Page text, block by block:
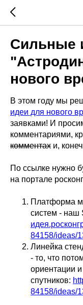
Сильные
нового
В этом году мы
идеи для нового
заявками! И
комментариями,
комментах и,
По ссылке нужно
на портале
Платформа
систем - наш
84158/ideas/
Линейка
- то, что
ориентации
спутников:
84158/ideas/